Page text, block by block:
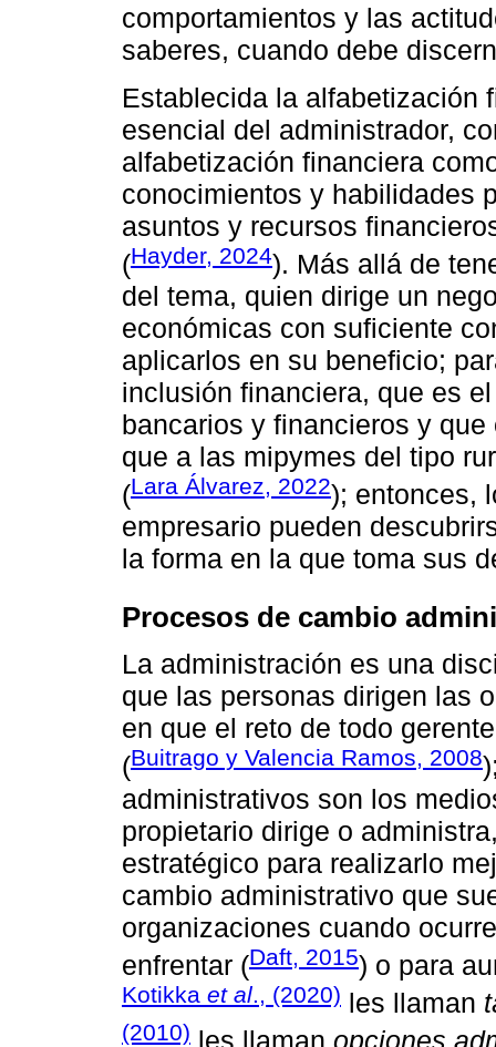
comportamientos y las
saberes, cuando debe
Establecida la alfabetización
esencial del administrador,
alfabetización financiera
conocimientos y habilidades
asuntos y recursos
(Hayder, 2024). Más allá de
del tema, quien dirige un
económicas con suficiente
aplicarlos en su beneficio;
inclusión financiera, que es
bancarios y financieros y
que a las mipymes del tipo
(Lara Álvarez, 2022); entonces,
empresario pueden
la forma en la que toma sus
Procesos de cambio
La administración es una
que las personas dirigen las
en que el reto de todo
(Buitrago y Valencia Ramos, 2008
administrativos son los
propietario dirige o
estratégico para realizarlo
cambio administrativo que
organizaciones cuando
enfrentar (Daft, 2015) o para
Kotikka et al., (2020) les llaman
(2010)